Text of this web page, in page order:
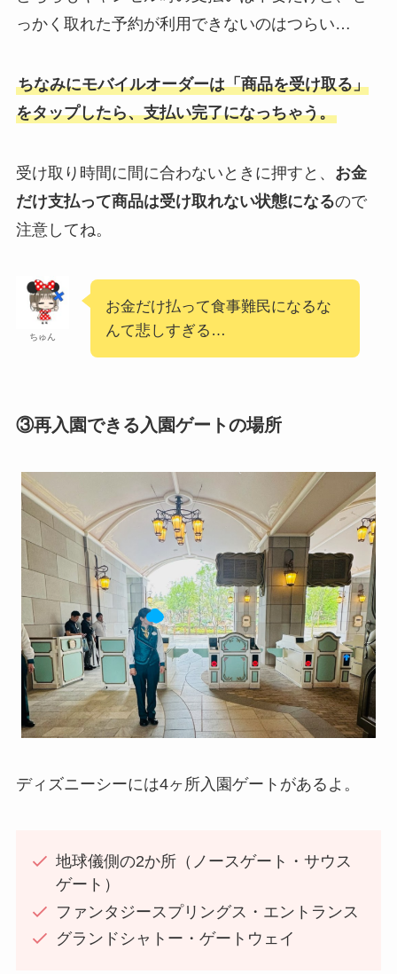
っかく取れた予約が利用できないのはつらい…
ちなみにモバイルオーダーは「商品を受け取る」
をタップしたら、支払い完了になっちゃう。
受け取り時間に間に合わないときに押すと、 お金
だけ支払って商品は受け取れない状態になるので
注意してね。
ちゅん
お金だけ払って食事難民になるな
んて悲しすぎる…
③再入園できる入園ゲートの場所
ディズニーシーには4ヶ所入園ゲートがあるよ。
地球儀側の2か所（ノースゲート・サウス
ゲート）
ファンタジースプリングス・エントランス
グランドシャトー・ゲートウェイ